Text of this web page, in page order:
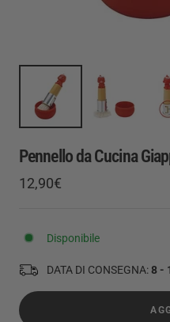
Pennello da Cucina
Prezzo
vendita
12,90€
Disponibile
DATA DI CONSEGNA:8 -